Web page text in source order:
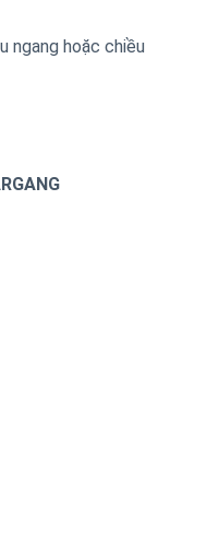
ngang hoặc chiều